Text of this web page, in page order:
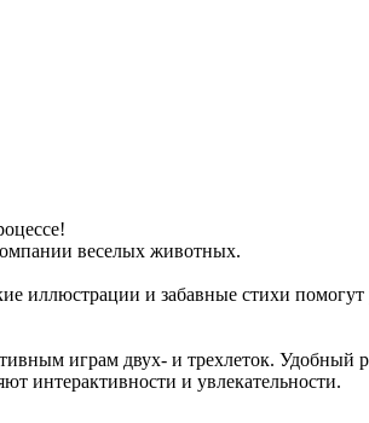
веселых животных.
иллюстрации и забавные стихи помогут
играм двух- и трехлеток. Удобный
интерактивности и увлекательности.